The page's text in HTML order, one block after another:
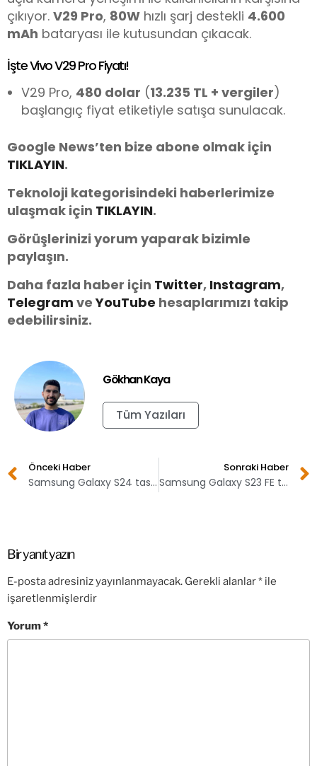
çıkıyor. V29 Pro, 80W hızlı şarj destekli 4.600
mAh bataryası ile kutusundan çıkacak.
İşte Vivo V29 Pro Fiyatı!
V29 Pro, 480 dolar (13.235 TL + vergiler)
başlangıç fiyat etiketiyle satışa sunulacak.
Google News’ten bize abone olmak için
TIKLAYIN.
Teknoloji kategorisindeki haberlerimize
ulaşmak için TIKLAYIN.
Görüşlerinizi yorum yaparak bizimle
paylaşın.
Daha fazla haber için Twitter, Instagram,
Telegram veYouTube hesaplarımızı takip
edebilirsiniz.
Gökhan Kaya
Tüm Yazıları
Önceki Haber
Samsung Galaxy S24 tasarımları ortaya çıktı!
Sonraki Haber
Samsung Galaxy S23 FE tanıtıldı! İşte fiyatı
Bir yanıt yazın
E-posta adresiniz yayınlanmayacak. Gerekli alanlar* ile
işaretlenmişlerdir
Yorum*